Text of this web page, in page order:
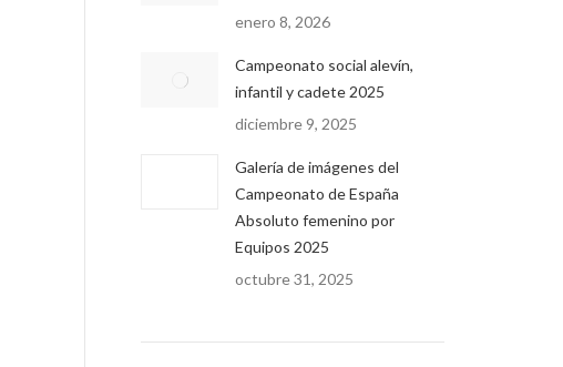
enero 8, 2026
Campeonato social alevín,
infantil y cadete 2025
diciembre 9, 2025
Galería de imágenes del
Campeonato de España
Absoluto femenino por
Equipos 2025
octubre 31, 2025